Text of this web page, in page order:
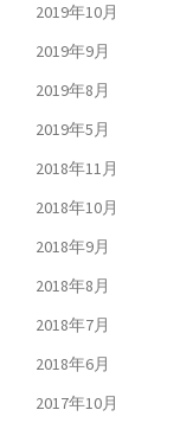
2019年10月
2019年9月
2019年8月
2019年5月
2018年11月
2018年10月
2018年9月
2018年8月
2018年7月
2018年6月
2017年10月